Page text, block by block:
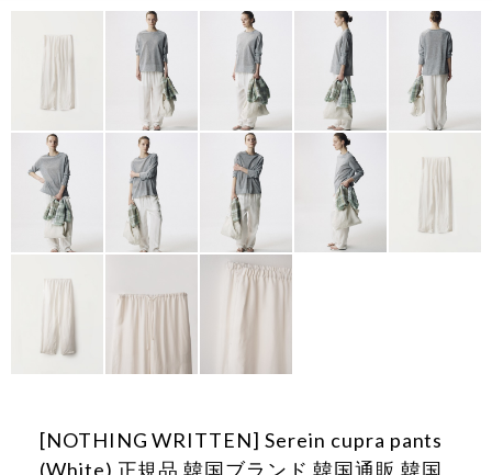
[NOTHING WRITTEN] Serein cupra pants
(White) 正規品 韓国ブランド 韓国通販 韓国